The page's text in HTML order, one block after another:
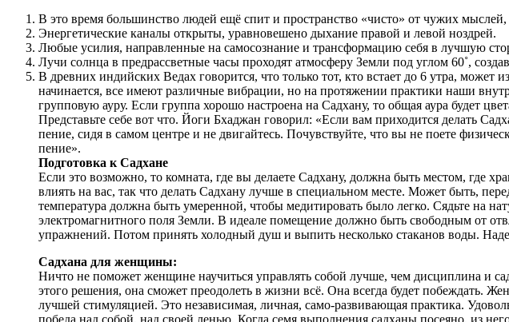
В это время большинство людей ещё спит и пространство «чисто» от чужих
Энергетические каналы открыты, уравновешено дыхание правой и левой ноздрей.
Любые усилия, направленные на самосознание и трансформацию себя в лучшую
Лучи солнца в предрассветные часы проходят атмосферу Земли под углом 60˚,
В древних индийских Ведах говорится, что только тот, кто встает до 6 утра, может
начинается, все имеют различные вибрации, но на протяжении практики наши
групповую ауру. Если группа хорошо настроена на Садхану, то общая аура будет
Представьте себе вот что. Йоги Бхаджан говорил: «Если вам приходится делать
пение, сидя в самом центре и не двигайтесь. Почувствуйте, что вы не поете
пение».
Подготовка к Садхане
Если это возможно, то комната, где вы делаете Садхану, должна быть местом, где
влиять на вас, так что делать Садхану лучше в специальном месте. Может быть,
температура должна быть умеренной, чтобы медитировать было легко. Сядьте на
электромагнитного поля Земли. В идеале помещение должно быть свободным от
упражнений. Потом принять холодный душ и выпить несколько стаканов воды.
Садхана для женщины:
Ничто не поможет женщине научиться управлять собой лучше, чем дисциплина и
этого решения, она сможет преодолеть в жизни всё. Она всегда будет побеждать.
лучшей стимуляцией. Это независимая, личная, само-развивающая практика.